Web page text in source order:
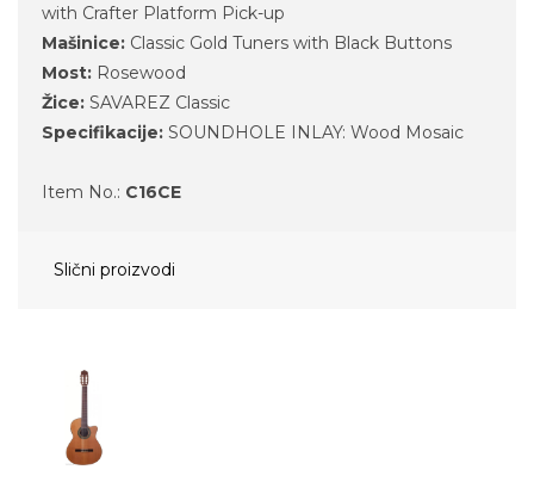
with Crafter Platform Pick-up
Mašinice: Classic Gold Tuners with Black Buttons
Most: Rosewood
Žice: SAVAREZ Classic
Specifikacije: SOUNDHOLE INLAY: Wood Mosaic
Item No.: C16CE
Slični proizvodi